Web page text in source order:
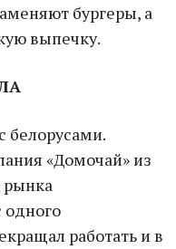
бургеры, а
выпечку.
белорусами.
«Домочай» из
рынка
одного
работать и в